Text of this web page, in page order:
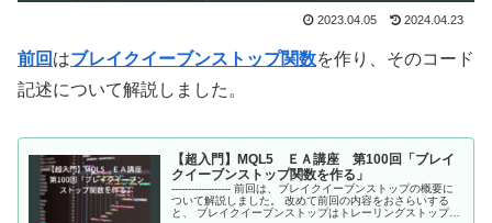
2023.04.05 2024.04.23
前回 はブレイクイーブンストップ関数を作り、そのコード
記述について解説しました。
【超入門】MQL5 ＥＡ講座 第100回「ブレイ
クイーブンストップ関数を作る」
------------------ 前回は、ブレイクイーブンストップの概要に
ついて解説しました。 改めて前回の内容をおさらいする
と、 ブレイクイーブンストップはトレーリングストップと